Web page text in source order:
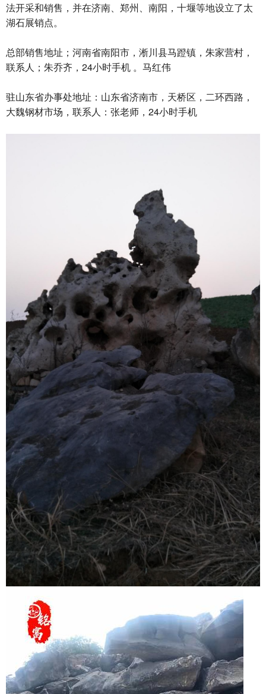
法开采和销售，并在济南、郑州、南阳，十堰等地设立了太
湖石展销点。
总部销售地址；河南省南阳市，淅川县马蹬镇，朱家营村，
联系人；朱乔齐，24小时手机 。马红伟
驻山东省办事处地址：山东省济南市，天桥区，二环西路，
大魏钢材市场，联系人：张老师，24小时手机